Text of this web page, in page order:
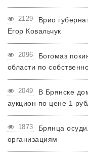
2129
Врио
Егор Ковальчук
2096
Богомаз
области по
2049
В Брянске
аукцион по цене 1
1873
Брянца
организациям